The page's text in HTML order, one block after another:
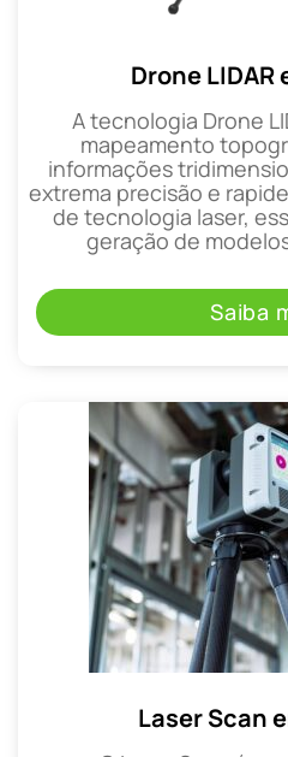
Drone LIDAR
A tecnologia Drone
mapeamento
informações
extrema precisão e
de tecnologia laser,
geração de
Saiba
Laser Scan